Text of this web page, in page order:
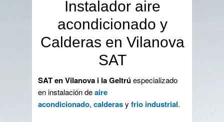
Instalador aire
acondicionado y
Calderas en Vilanova
SAT
SAT en Vilanova i la Geltrúespecializado
en instalación deaire
acondicionado,calderasyfrio industrial.